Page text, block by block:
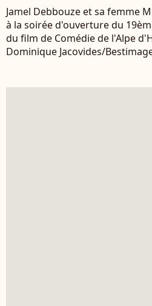
Jamel Debbouze et sa femme
à la soirée d'ouverture du
du film de Comédie de l'Alpe
Dominique Jacovides/